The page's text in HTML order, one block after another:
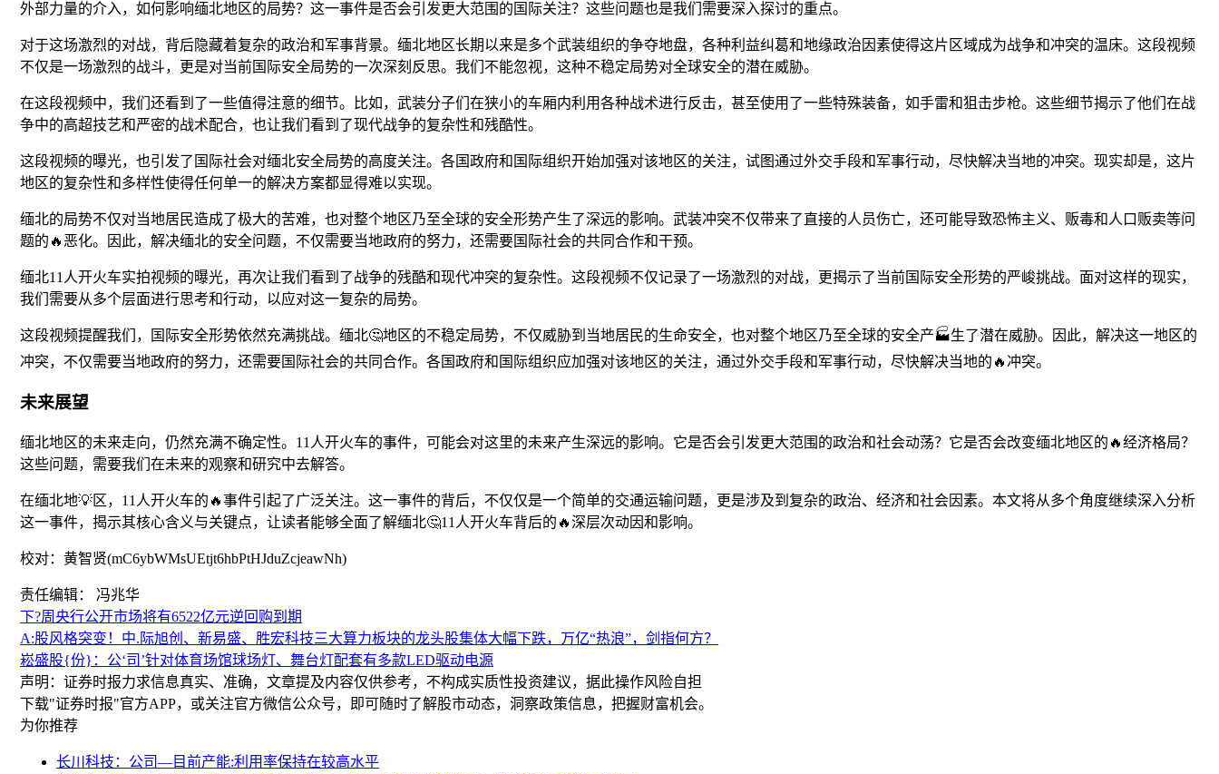
外部力量的介入，如何影响缅北地区的局势？这一事件是否会引发更大范围的国际关注？这些问题也是我们需要深入探讨的重点。
对于这场激烈的对战，背后隐藏着复杂的政治和军事背景。缅北地区长期以来是多个武装组织的争夺地盘，各种利益纠葛和地缘政治因素使得这片区域成为战争和冲突的温床。这段视频
不仅是一场激烈的战斗，更是对当前国际安全局势的一次深刻反思。我们不能忽视，这种不稳定局势对全球安全的潜在威胁。
在这段视频中，我们还看到了一些值得注意的细节。比如，武装分子们在狭小的车厢内利用各种战术进行反击，甚至使用了一些特殊装备，如手雷和狙击步枪。这些细节揭示了他们在战
争中的高超技艺和严密的战术配合，也让我们看到了现代战争的复杂性和残酷性。
这段视频的曝光，也引发了国际社会对缅北安全局势的高度关注。各国政府和国际组织开始加强对该地区的关注，试图通过外交手段和军事行动，尽快解决当地的冲突。现实却是，这片
地区的复杂性和多样性使得任何单一的解决方案都显得难以实现。
缅北的局势不仅对当地居民造成了极大的苦难，也对整个地区乃至全球的安全形势产生了深远的影响。武装冲突不仅带来了直接的人员伤亡，还可能导致恐怖主义、贩毒和人口贩卖等问
题的🔥恶化。因此，解决缅北的安全问题，不仅需要当地政府的努力，还需要国际社会的共同合作和干预。
缅北11人开火车实拍视频的曝光，再次让我们看到了战争的残酷和现代冲突的复杂性。这段视频不仅记录了一场激烈的对战，更揭示了当前国际安全形势的严峻挑战。面对这样的现实，
我们需要从多个层面进行思考和行动，以应对这一复杂的局势。
这段视频提醒我们，国际安全形势依然充满挑战。缅北🤔地区的不稳定局势，不仅威胁到当地居民的生命安全，也对整个地区乃至全球的安全产🏭生了潜在威胁。因此，解决这一地区的
冲突，不仅需要当地政府的努力，还需要国际社会的共同合作。各国政府和国际组织应加强对该地区的关注，通过外交手段和军事行动，尽快解决当地的🔥冲突。
未来展望
缅北地区的未来走向，仍然充满不确定性。11人开火车的事件，可能会对这里的未来产生深远的影响。它是否会引发更大范围的政治和社会动荡？它是否会改变缅北地区的🔥经济格局？
这些问题，需要我们在未来的观察和研究中去解答。
在缅北地💡区，11人开火车的🔥事件引起了广泛关注。这一事件的背后，不仅仅是一个简单的交通运输问题，更是涉及到复杂的政治、经济和社会因素。本文将从多个角度继续深入分析
这一事件，揭示其核心含义与关键点，让读者能够全面了解缅北🤔11人开火车背后的🔥深层次动因和影响。
校对：黄智贤(mC6ybWMsUEtjt6hbPtHJduZcjeawNh)
责任编辑： 冯兆华
下?周央行公开市场将有6522亿元逆回购到期
A:股风格突变！中.际旭创、新易盛、胜宏科技三大算力板块的龙头股集体大幅下跌，万亿“热浪”，剑指何方？
崧盛股{份}：公‘司’针对体育场馆球场灯、舞台灯配套有多款LED驱动电源
声明：证券时报力求信息真实、准确，文章提及内容仅供参考，不构成实质性投资建议，据此操作风险自担
下载"证券时报"官方APP，或关注官方微信公众号，即可随时了解股市动态，洞察政策信息，把握财富机会。
为你推荐
长川科技：公司—目前产能:利用率保持在较高水平